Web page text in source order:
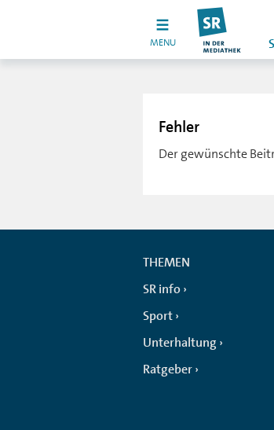
MENU
Fehler
Der gewünschte
THEMEN
SR info
Sport
Unterhaltung
Ratgeber